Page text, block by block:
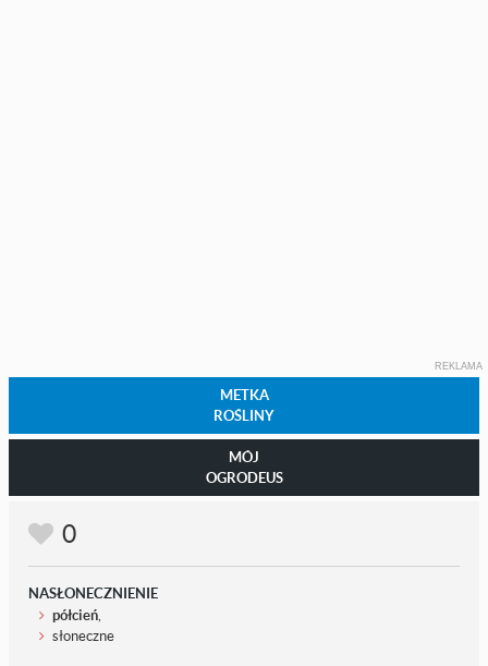
REKLAMA
METKA
ROŚLINY
MÓJ
OGRODEUS
0
NASŁONECZNIENIE
półcień,
słoneczne